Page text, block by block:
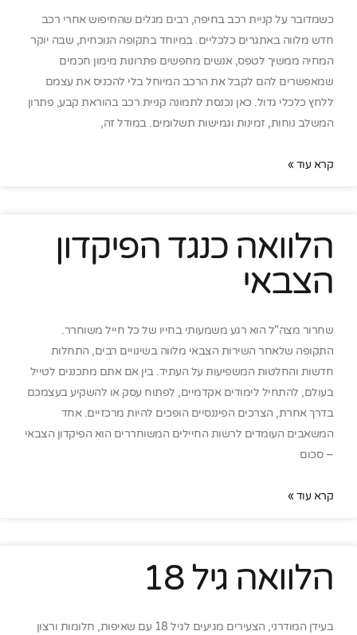
כשמדובר על קניית רכב בחיפה, רבים מגלים שהחיפוש אחרי רכב
חדש מלווה באתגרים כלכליים. במיוחד בתקופה הנוכחית, שבה יוקר
המחיה ממשיך לטפס, אנשים מחפשים פתרונות מימון חכמים
שמאפשרים להם לקבל את הרכב המיוחל בלי להכניס את עצמם
ללחץ כלכלי גדול. כאן נכנסת לתמונה קניית רכב בהוראת קבע, פתרון
המשלב נוחות, זמינות וגמישות תשלומים. במודל זה,
קרא עוד »
הלוואה כנגד הפיקדון
הצבאי
שחרור מצה"ל הוא רגע משמעותי בחייו של כל חייל משוחרר.
התקופה שלאחר השירות הצבאי מלווה בשינויים רבים, התחלות
חדשות והחלטות המשפיעות על העתיד. בין אם אתם מתכננים לטייל
בעולם, להתחיל לימודים אקדמיים, לפתוח עסק או להשקיע בעצמכם
בדרך אחרת, הצרכים הפיננסיים הופכים להיות מרכזיים. אחד
המשאבים העומדים לרשות החיילים המשוחררים הוא הפיקדון הצבאי
– סכום
קרא עוד »
הלוואה גיל 18
בעידן המודרני, הצעירים מגיעים לגיל 18 עם שאיפות, חלומות ורצון